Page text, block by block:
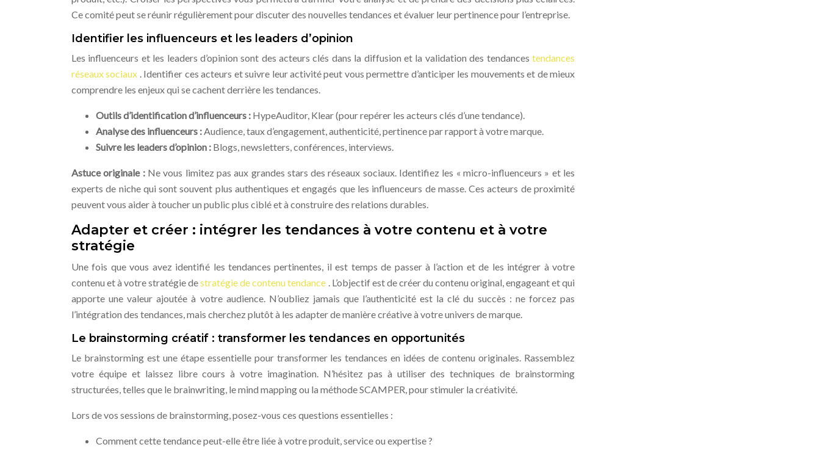
Ce comité peut se réunir régulièrement pour discuter des nouvelles tendances et évaluer leur pertinence pour l’entreprise.
Identifier les influenceurs et les leaders d’opinion
Les influenceurs et les leaders d’opinion sont des acteurs clés dans la diffusion et la validation des tendances tendances
réseaux sociaux . Identifier ces acteurs et suivre leur activité peut vous permettre d’anticiper les mouvements et de mieux
comprendre les enjeux qui se cachent derrière les tendances.
Outils d’identification d’influenceurs : HypeAuditor, Klear (pour repérer les acteurs clés d’une tendance).
Analyse des influenceurs :Audience, taux d’engagement, authenticité, pertinence par rapport à votre marque.
Suivre les leaders d’opinion : Blogs, newsletters, conférences, interviews.
Astuce originale : Ne vous limitez pas aux grandes stars des réseaux sociaux. Identifiez les « micro-influenceurs » et les
experts de niche qui sont souvent plus authentiques et engagés que les influenceurs de masse. Ces acteurs de proximité
peuvent vous aider à toucher un public plus ciblé et à construire des relations durables.
Adapter et créer : intégrer les tendances à votre contenu et à votre
stratégie
Une fois que vous avez identifié les tendances pertinentes, il est temps de passer à l’action et de les intégrer à votre
contenu et à votre stratégie destratégie de contenu tendance . L’objectif est de créer du contenu original, engageant et qui
apporte une valeur ajoutée à votre audience. N’oubliez jamais que l’authenticité est la clé du succès : ne forcez pas
l’intégration des tendances, mais cherchez plutôt à les adapter de manière créative à votre univers de marque.
Le brainstorming créatif : transformer les tendances en opportunités
Le brainstorming est une étape essentielle pour transformer les tendances en idées de contenu originales. Rassemblez
votre équipe et laissez libre cours à votre imagination. N’hésitez pas à utiliser des techniques de brainstorming
structurées, telles que le brainwriting, le mind mapping ou la méthode SCAMPER, pour stimuler la créativité.
Lors de vos sessions de brainstorming, posez-vous ces questions essentielles :
Comment cette tendance peut-elle être liée à votre produit, service ou expertise ?